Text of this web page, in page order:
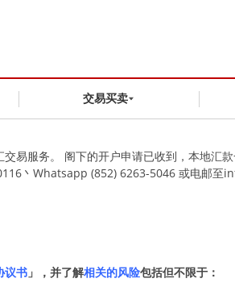
交易买卖
易服务。 阁下的开户申请已收到，本地
丶Whatsapp (852) 6263-5046 或电邮至
议书 」，并了解相关的风险包括但不限于：